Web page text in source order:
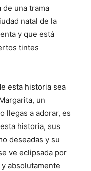
una trama
natal de la
y que está
tintes
esta historia sea
un
llegas a adorar, es
historia, sus
deseadas y su
ve eclipsada por
absolutamente